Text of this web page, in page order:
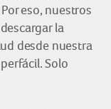
eso, nuestros
la
desde nuestra
Solo